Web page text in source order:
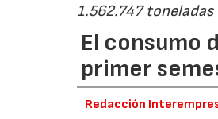
1.562.747 toneladas
El consumo
primer
Redacción